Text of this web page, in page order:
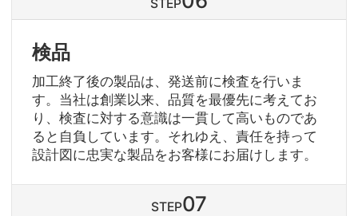
STEP
検品
加工終了後の製品は、発送前に検査を行いま
す。当社は創業以来、品質を最優先に考えてお
り、検査に対する意識は一貫して高いものであ
ると自負しています。それゆえ、責任を持って
設計図に忠実な製品をお客様にお届けします。
STEP